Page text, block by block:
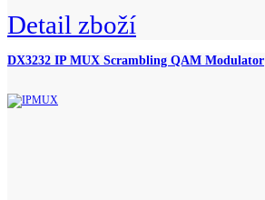
Detail zboží
DX3232 IP MUX Scrambling QAM Modulator